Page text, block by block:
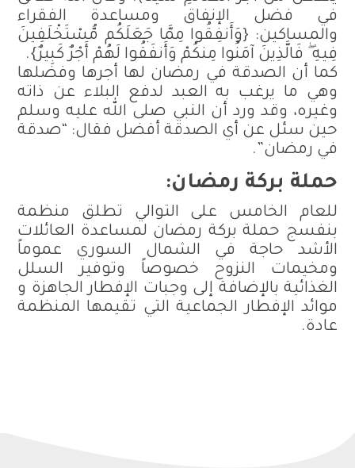
في فضل الإنفاق ومساعدة الفقراء
والمساكين: {وَأَنفِقُوا مِمَّا جَعَلَكُم مُّسْتَخْلَفِينَ
فِيهِ ۖ فَالَّذِينَ آمَنُوا مِنكُمْ وَأَنفَقُوا لَهُمْ أَجْرٌ كَبِيرٌ}.
كما أن الصدقة في رمضان لها أجرها وفضلها
وهي ما يرغب به العبد لدفع البلاء عن ذاته
وغيره، وقد ورد أن النبي صلى الله عليه وسلم
حين سئل عن أي الصدقة أفضل فقال: “صدقة
في رمضان”.
حملة بركة رمضان:
للعام الخامس على التوالي تطلق منظمة
بنفسج حملة بركة رمضان لمساعدة العائلات
الأشد حاجة في الشمال السوري عموماً
ومخيمات النزوح خصوصاً وتوفير السلل
الغذائية بالإضافة إلى وجبات الإفطار الجاهزة و
موائد الإفطار الجماعية التي تقيمها المنظمة
عادة.